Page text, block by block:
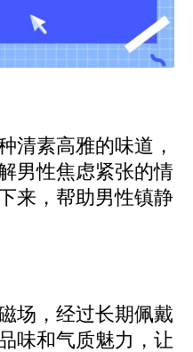
清素高雅的味道，
男性焦虑紧张的情
来，帮助男性镇静
场，经过长期佩戴
味和气质魅力，让